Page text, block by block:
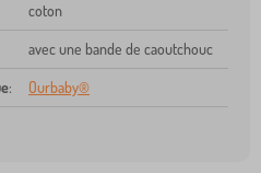
coton
avec une bande de caoutchouc
: Ourbaby®